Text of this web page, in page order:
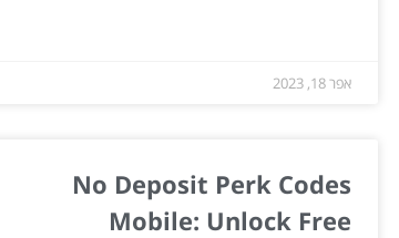
אפר 18, 2023
No Deposit Perk Codes
Mobile: Unlock Free